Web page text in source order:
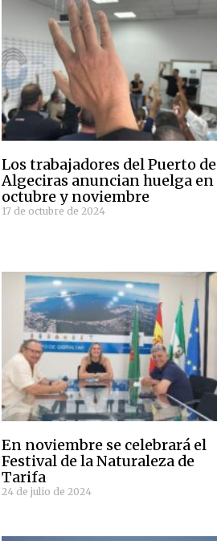
Los trabajadores del Puerto de
Algeciras anuncian huelga en
octubre y noviembre
17 de octubre de 2024
En noviembre se celebrará el
Festival de la Naturaleza de
Tarifa
24 de julio de 2024